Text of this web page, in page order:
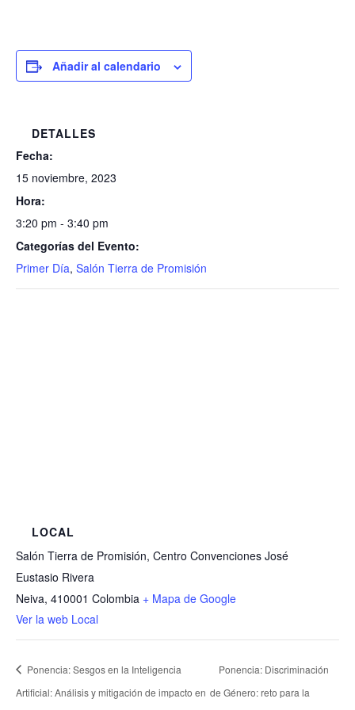
Añadir al calendario
DETALLES
Fecha:
15 noviembre, 2023
Hora:
3:20 pm - 3:40 pm
Categorías del Evento:
Primer Día, Salón Tierra de Promisión
LOCAL
Salón Tierra de Promisión, Centro Convenciones José
Eustasio Rivera
Neiva, 410001 Colombia + Mapa de Google
Ver la web Local
Ponencia: Sesgos en la Inteligencia
Artificial: Análisis y mitigación de impacto en
Ponencia: Discriminación
de Género: reto para la